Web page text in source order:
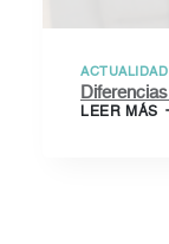
ACTUALIDAD
LEER MÁS